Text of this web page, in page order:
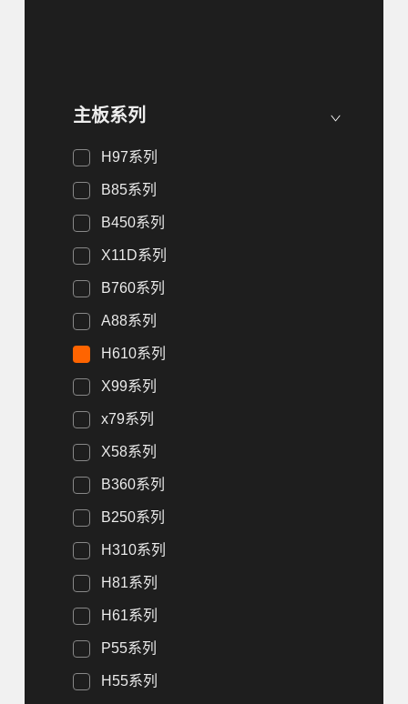
主板系列
H97系列
B85系列
B450系列
X11D系列
B760系列
A88系列
H610系列
X99系列
x79系列
X58系列
B360系列
B250系列
H310系列
H81系列
H61系列
P55系列
H55系列